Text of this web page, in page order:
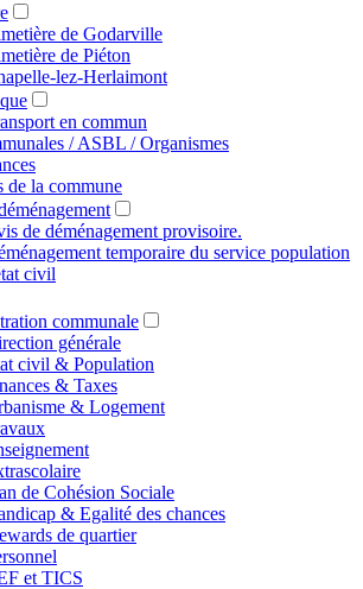
de Godarville
de Piéton
lez-Herlaimont
en commun
/ ASBL / Organismes
de la commune
de déménagement provisoire.
temporaire du service population
civil
communale
générale
civil & Population
& Taxes
& Logement
de Cohésion Sociale
& Egalité des chances
de quartier
et TICS